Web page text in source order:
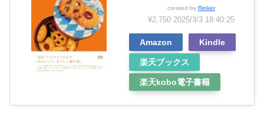
created by Rinker
¥2,750 2025/3/3 18:40:25
Amazon Kindle
楽天ブックス
楽天kobo電子書籍